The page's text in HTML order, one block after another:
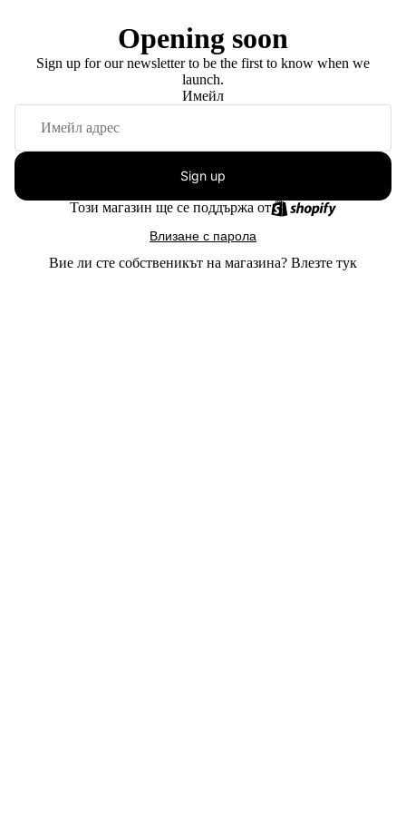
Opening soon
Sign up for our newsletter to be the first to know when we
launch.
Имейл
Sign up
Този магазин ще се поддържа от
Влизане с парола
Вие ли сте собственикът на магазина? Влезте тук